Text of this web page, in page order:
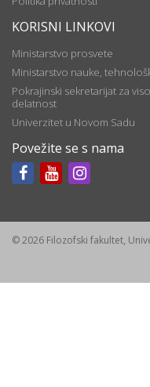
KORISNI LINKOVI
Ministarstvo prosvete
Ministarstvo nauke,
Pokrajinski sekretarijat za
delatnost
Univerzitet u Novom Sadu
Povežite se s nama
© 2026 Filozofski fakultet,